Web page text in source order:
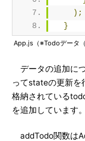
);
}
App.js（※Todoデータ
データの追加に
ってstateの更新を
格納されている
を追加しています。
addTodo関数は